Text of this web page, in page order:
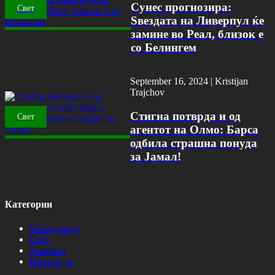
Свет
Сунес прогнозира:
Ѕвездата на Ливерпул ќе
замине во Реал, близок е
со Белингем
Свет
September 16, 2024 | Kristijan
Trajchov
Стигна потврда и од
агентот на Олмо: Барса
одбила страшна понуда
за Јамал!
Категории
Македонија
Свет
Анализи
Интервјуа